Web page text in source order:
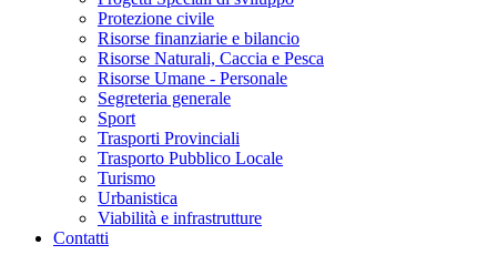
Protezione civile
Risorse finanziarie e bilancio
Risorse Naturali, Caccia e Pesca
Risorse Umane - Personale
Segreteria generale
Sport
Trasporti Provinciali
Trasporto Pubblico Locale
Turismo
Urbanistica
Viabilità e infrastrutture
Contatti